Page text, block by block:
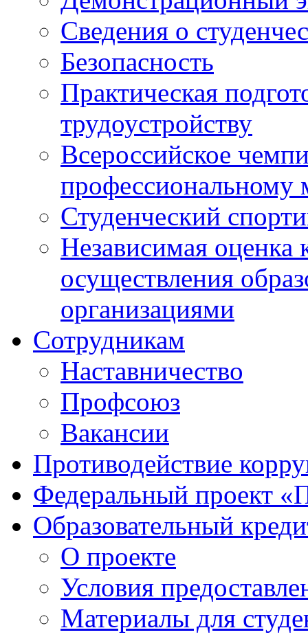
Сведения о
Безопасность
Практическая
трудоустройству
Всероссийское
профессиональному
Студенческий
Независимая оценка
осуществления
организациями
Сотрудникам
Наставничество
Профсоюз
Вакансии
Противодействие
Федеральный проект
Образовательный
О проекте
Условия
Материалы для